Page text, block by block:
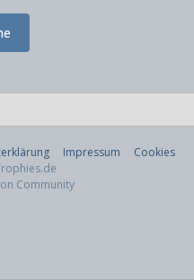
Impressum
Cookies
Community